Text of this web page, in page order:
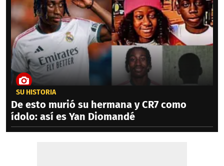
SU HISTORIA
De esto murió su hermana y CR7 como
ídolo: así es Yan Diomandé